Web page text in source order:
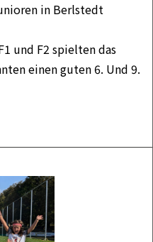
in Berlstedt
und F2 spielten das
einen guten 6. Und 9.